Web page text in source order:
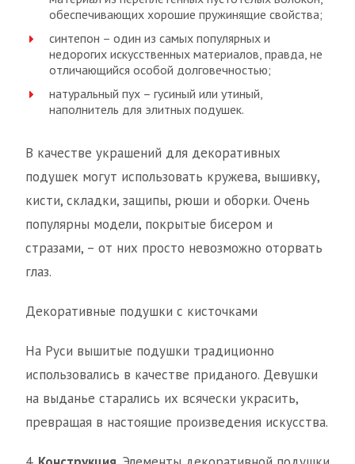
обеспечивающих хорошие пружинящие свойства;
синтепон – один из самых популярных и
недорогих искусственных материалов, правда, не
отличающийся особой долговечностью;
натуральный пух – гусиный или утиный,
наполнитель для элитных подушек.
В качестве украшений для декоративных
подушек могут использовать кружева, вышивку,
кисти, складки, защипы, рюши и оборки. Очень
популярны модели, покрытые бисером и
стразами, – от них просто невозможно оторвать
глаз.
Декоративные подушки с кисточками
На Руси вышитые подушки традиционно
использовались в качестве приданого. Девушки
на выданье старались их всячески украсить,
превращая в настоящие произведения искусства.